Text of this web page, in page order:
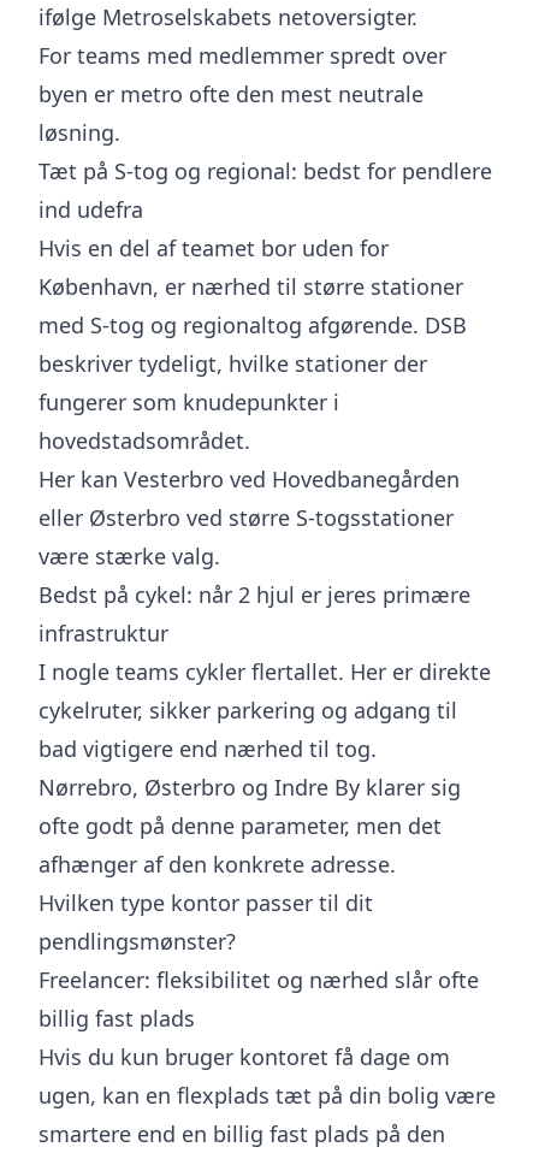
ifølge Metroselskabets netoversigter.
For teams med medlemmer spredt over
byen er metro ofte den mest neutrale
løsning.
Tæt på S-tog og regional: bedst for pendlere
ind udefra
Hvis en del af teamet bor uden for
København, er nærhed til større stationer
med S-tog og regionaltog afgørende. DSB
beskriver tydeligt, hvilke stationer der
fungerer som knudepunkter i
hovedstadsområdet.
Her kan Vesterbro ved Hovedbanegården
eller Østerbro ved større S-togsstationer
være stærke valg.
Bedst på cykel: når 2 hjul er jeres primære
infrastruktur
I nogle teams cykler flertallet. Her er direkte
cykelruter, sikker parkering og adgang til
bad vigtigere end nærhed til tog.
Nørrebro, Østerbro og Indre By klarer sig
ofte godt på denne parameter, men det
afhænger af den konkrete adresse.
Hvilken type kontor passer til dit
pendlingsmønster?
Freelancer: fleksibilitet og nærhed slår ofte
billig fast plads
Hvis du kun bruger kontoret få dage om
ugen, kan en flexplads tæt på din bolig være
smartere end en billig fast plads på den